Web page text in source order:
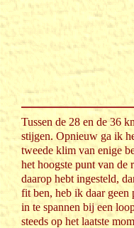
Tussen de 28 en de 36
stijgen. Opnieuw ga ik
tweede klim van enige
het hoogste punt van
daarop hebt ingesteld,
fit ben, heb ik daar geen
in te spannen bij een
steeds op het laatste